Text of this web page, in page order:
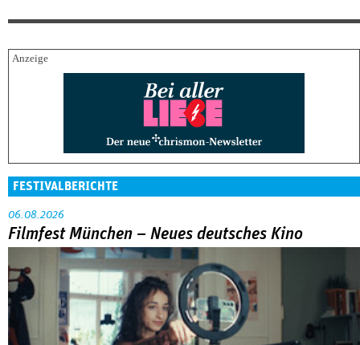
FESTIVALBERICHTE
06.08.2026
Filmfest München – Neues deutsches Kino